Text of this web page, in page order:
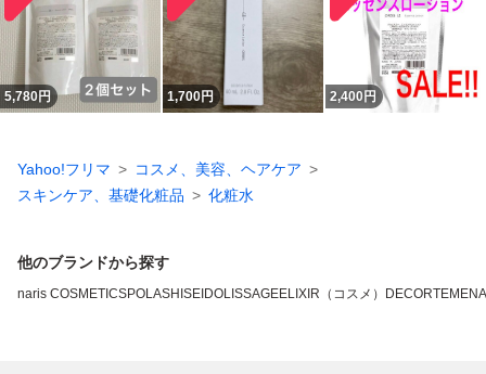
5,780円 1,700円 2,400 円
Yahoo!フリマ
コスメ、美容、ヘアケア
スキンケア、基礎化粧品
化粧水
他のブランドから探す
naris COSMETICSPOLASHISEIDOLISSAGEELIXIR（コスメ） DECORTE